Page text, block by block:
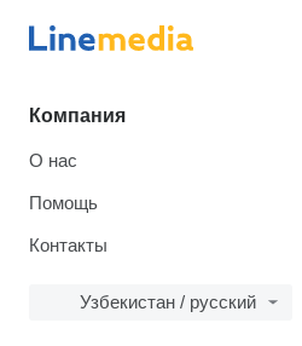
Компания
О нас
Помощь
Контакты
Узбекистан / русский